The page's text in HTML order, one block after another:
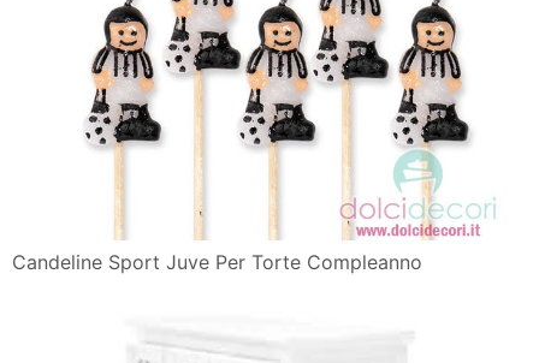
Candeline Sport Juve Per Torte Compleanno